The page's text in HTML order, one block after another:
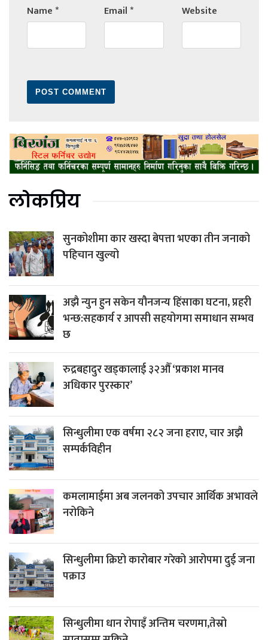
Name* Email* Website
लोकप्रिय
सुनकोशीमा कार खस्दा बेपत्ता भएका तीन जनाको
पहिचान खुल्यो
अझै न्युन हुन सकेन यौनजन्य हिंसाका घटना, प्रहरी
भन्छ:सहकार्य र आपसी सहयोगमा समाधान सम्भव
छ
रुद्रबहादुर खड्कालाई ३२औँ ‘प्रकाश मानव
अधिकार पुरस्कार’
सिन्धुलीमा एक वर्षमा २८२ जना हराए, चार अझै
सम्पर्कविहीन
कमलामाईमा अब जलनको उपचार आर्थिक अभावले
नरोकिने
सिन्धुलीमा क्रिप्टो कारोबार गरेको आरोपमा दुई जना
पक्राउ
सिन्धुलीमा धान रोपाइँ अन्तिम चरणमा,तेस्रो